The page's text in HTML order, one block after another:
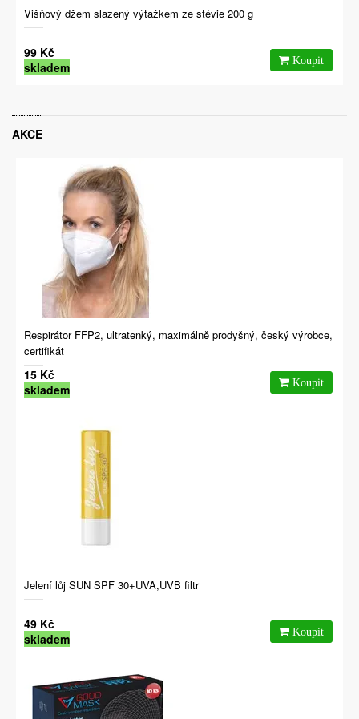
Višňový džem slazený výtažkem ze stévie 200 g
99 Kč
skladem
AKCE
Respirátor FFP2, ultratenký, maximálně prodyšný, český výrobce,
certifikát
15 Kč
skladem
Jelení lůj SUN SPF 30+UVA,UVB filtr
49 Kč
skladem